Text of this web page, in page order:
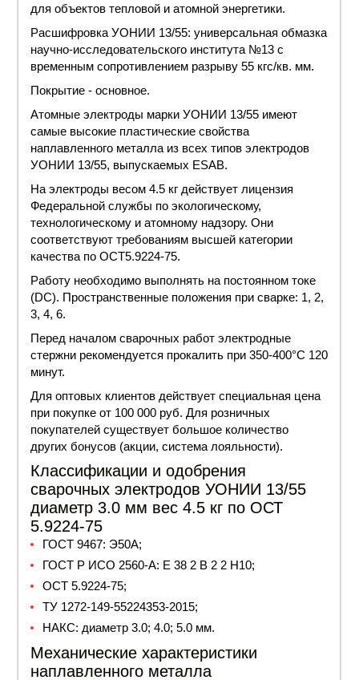
для объектов тепловой и атомной энергетики.
Расшифровка УОНИИ 13/55: универсальная обмазка
научно-исследовательского института №13 с
временным сопротивлением разрыву 55 кгс/кв. мм.
Покрытие - основное.
Атомные электроды марки УОНИИ 13/55 имеют
самые высокие пластические свойства
наплавленного металла из всех типов электродов
УОНИИ 13/55, выпускаемых ESAB.
На электроды весом 4.5 кг действует лицензия
Федеральной службы по экологическому,
технологическому и атомному надзору. Они
соответствуют требованиям высшей категории
качества по ОСТ5.9224-75.
Работу необходимо выполнять на постоянном токе
(DC). Пространственные положения при сварке: 1, 2,
3, 4, 6.
Перед началом сварочных работ электродные
стержни рекомендуется прокалить при 350-400°С 120
минут.
Для оптовых клиентов действует специальная цена
при покупке от 100 000 руб. Для розничных
покупателей существует большое количество
других бонусов (акции, система лояльности).
Классификации и одобрения
сварочных электродов УОНИИ 13/55
диаметр 3.0 мм вес 4.5 кг по ОСТ
5.9224-75
ГОСТ 9467: Э50А;
ГОСТ Р ИСО 2560-A: E 38 2 B 2 2 H10;
ОСТ 5.9224-75;
ТУ 1272-149-55224353-2015;
НАКС: диаметр 3.0; 4.0; 5.0 мм.
Механические характеристики
наплавленного металла